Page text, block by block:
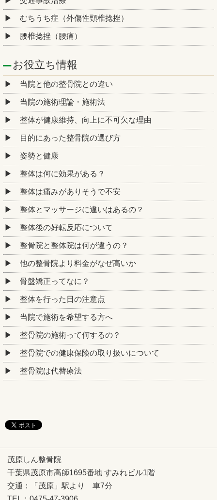
むちうち症（外傷性頸椎捻挫）
腰椎捻挫（腰痛）
お役立ち情報
当院と他の整骨院との違い
当院の施術理論・施術法
整体が健康維持、向上に不可欠な理由
目的にあった整骨院の選び方
姿勢と健康
整体は何に効果がある？
整体は痛みがありそうで不安
整体とマッサージに違いはあるの？
整体後の好転反応について
整骨院と整体院は何が違うの？
他の整骨院より料金がなぜ高いか
骨盤矯正ってなに？
整体を行った日の注意点
当院で施術を希望する方へ
整骨院の施術って何するの？
整骨院での健康保険の取り扱いについて
整骨院は代替療法
茂原しん整骨院
千葉県茂原市高師1695番地 すみれビル1階
交通：「茂原」駅より 車7分